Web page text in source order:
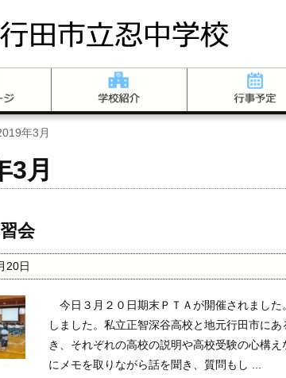
年3月
3月
会
20日
今日３月２０日期末ＰＴＡが開催されまし
しました。私立正智深谷高校と地元行田市に
き、それぞれの高校の説明や高校受験の心構
にメモを取りながら話を聞き、質問もし ...